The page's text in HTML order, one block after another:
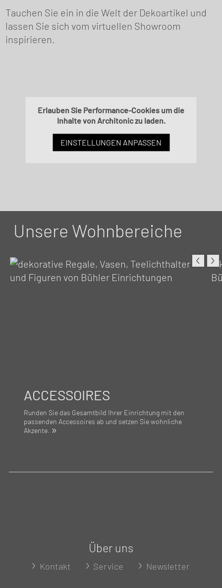
Tauchen Sie ein in die Welt der Dekoartikel und
lassen Sie sich vom virtuellen Showroom
inspirieren.
Erlauben Sie Performance-Cookies um die
Inhalte von Architonic zu laden.
EINSTELLUNGEN ANPASSEN
Unsere Wohnbereiche
ACCESSOIRES
Runden Sie das Gesamtbild Ihrer Einrichtung mit den
passenden Accessoires ab und setzen Sie wohnliche
Akzente.
Über uns
Kontakt Service Newsletter